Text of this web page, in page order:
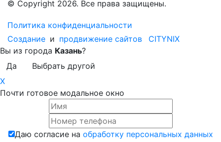
© Copyright 2026. Все права защищены.
Политика конфиденциальности
Создание и продвижение сайтов
CITYNIX
Вы из города Казань?
Да
Выбрать другой
X
Почти готовое модальное окно
Даю согласие на обработку персональных данных